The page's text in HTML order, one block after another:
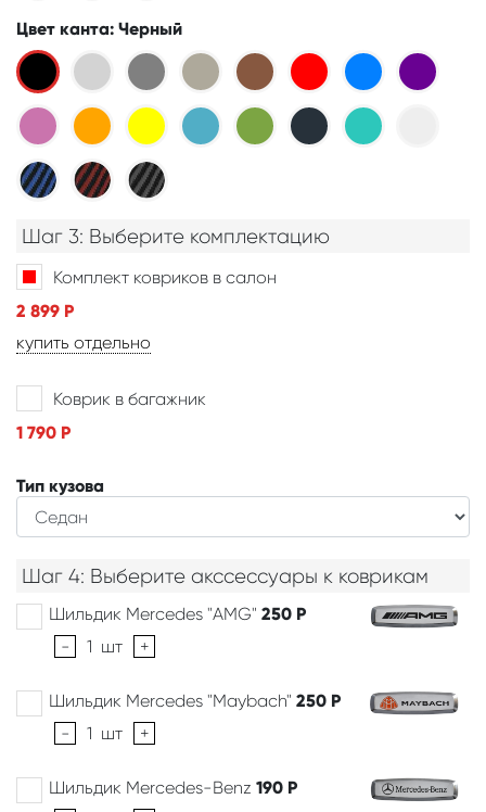
Цвет канта: Черный
Шаг 3: Выберите комплектацию
Комплект ковриков в салон
2 899 Р
купить отдельно
Коврик в багажник
1 790 Р
Тип кузова
Шаг 4: Выберите акссессуары к коврикам
Шильдик Mercedes "AMG" 250 Р
-
1 шт +
Шильдик Mercedes "Maybach" 250 Р
-
1 шт +
Шильдик Mercedes-Benz 190 Р